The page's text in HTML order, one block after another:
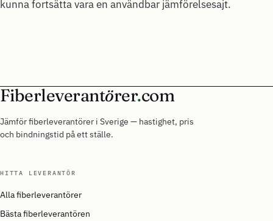
kunna fortsätta vara en användbar jämförelsesajt.
Fiberleverantörer.com
Jämför fiberleverantörer i Sverige — hastighet, pris
och bindningstid på ett ställe.
HITTA LEVERANTÖR
Alla fiberleverantörer
Bästa fiberleverantören